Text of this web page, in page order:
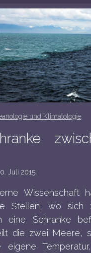
und Klimatologie
Juli 2015
Wissenschaft
Stellen, wo sich
eine Schranke
die zwei Meere,
eigene